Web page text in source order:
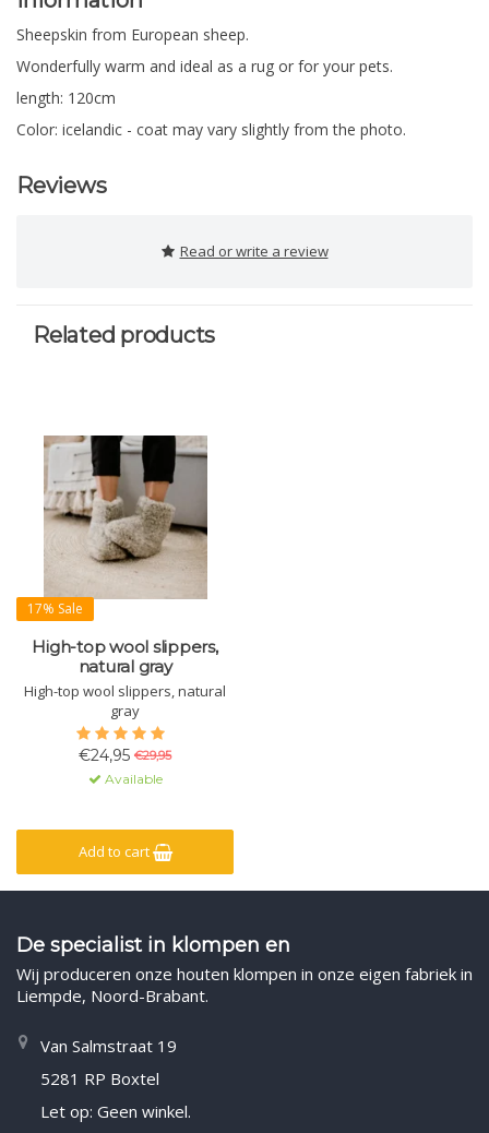
Sheepskin from European sheep.
Wonderfully warm and ideal as a rug or for your pets.
length: 120cm
Color: icelandic - coat may vary slightly from the photo.
Reviews
Read or write a review
Related products
17% Sale
High-top wool slippers,
natural gray
High-top wool slippers, natural
gray
€24,95 €29,95
Available
Add to cart
De specialist in klompen en
Wij produceren onze houten klompen in onze eigen fabriek in
Liempde, Noord-Brabant.
Van Salmstraat 19
5281 RP Boxtel
Let op: Geen winkel.